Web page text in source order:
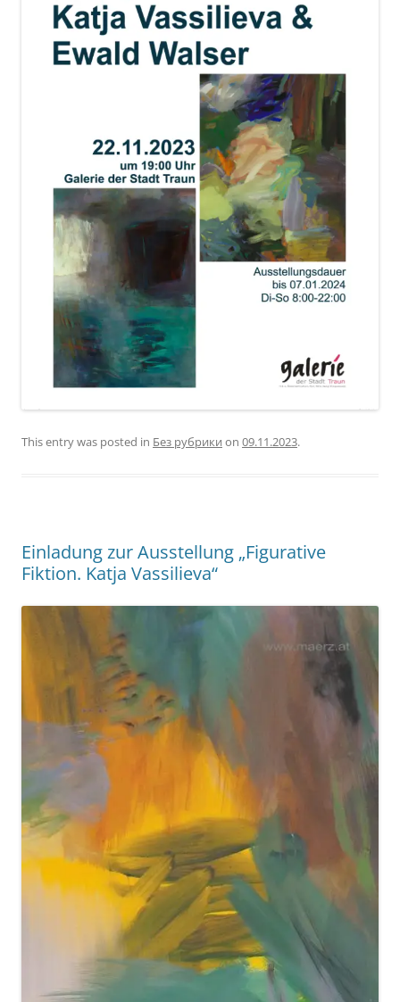
This entry was posted in Без рубрики on 09.11.2023.
Einladung zur Ausstellung „Figurative
Fiktion. Katja Vassilieva“